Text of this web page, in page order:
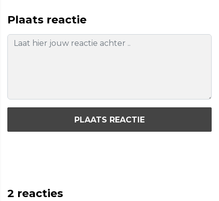
Plaats reactie
PLAATS REACTIE
2 reacties